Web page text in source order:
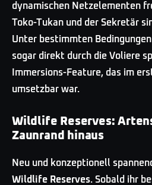
dynamischen Netzelementen
Toko-Tukan und der Sekretär
Unter bestimmten
sogar direkt durch die Voliere
Immersions-Feature, das im
umsetzbar war.
Wildlife Reserves:
Zaunrand hinaus
Neu und konzeptionell
Wildlife Reserves. Sobald ihr